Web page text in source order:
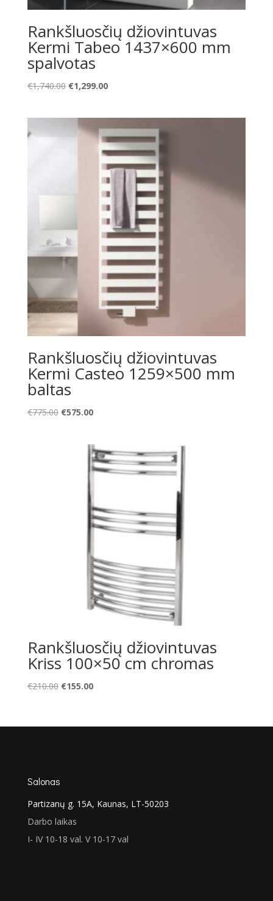
Rankšluosčių džiovintuvas
Kermi Tabeo 1437×600 mm
spalvotas
€1,740.00 Original
€1,740.00.
€1,299.00Current
€1,299.00.
Rankšluosčių džiovintuvas
Kermi Casteo 1259×500 mm
baltas
€775.00 Original
€775.00.
€575.00Current
€575.00.
Rankšluosčių džiovintuvas
Kriss 100×50 cm chromas
€210.00 Original
€210.00.
€155.00Current
€155.00.
Salonas
Partizanų g. 15A, Kaunas, LT-50203
Darbo laikas
I- IV 10-18 val. V 10-17 val